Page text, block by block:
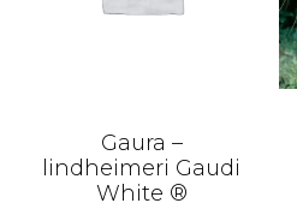
Gaura –
lindheimeri Gaudi
White ®